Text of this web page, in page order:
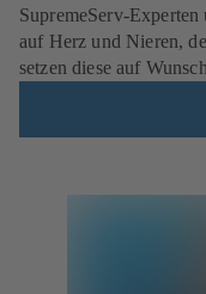
SupremeServ-
auf Herz und Nieren,
setzen diese auf